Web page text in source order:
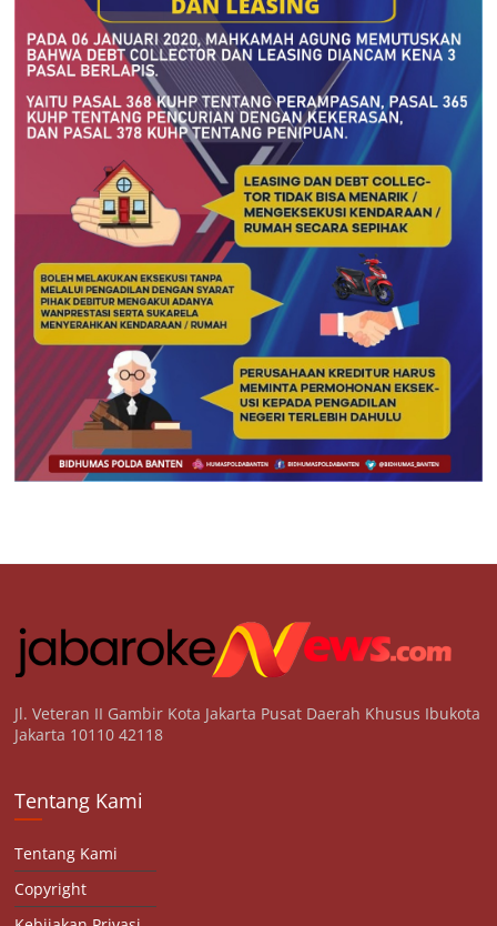
Jl. Veteran II Gambir Kota Jakarta Pusat Daerah Khusus Ibukota
Jakarta 10110 42118
Tentang Kami
Tentang Kami
Copyright